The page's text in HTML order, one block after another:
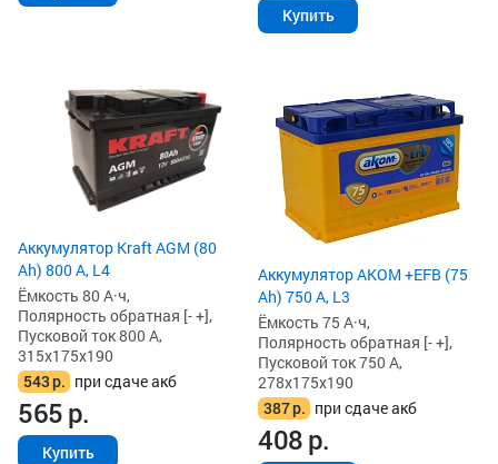
Купить
Аккумулятор Kraft AGM (80
Ah) 800 А, L4
Ёмкость 80 А·ч,
Полярность обратная [- +],
Пусковой ток 800 А,
315x175x190
543р. при сдаче акб
565р.
Купить
Аккумулятор AKOM +EFB (75
Ah) 750 А, L3
Ёмкость 75 А·ч,
Полярность обратная [- +],
Пусковой ток 750 А,
278x175x190
387р. при сдаче акб
408р.